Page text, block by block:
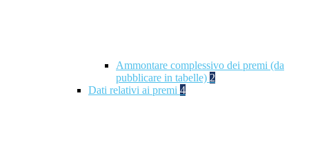
Ammontare complessivo dei premi (da
pubblicare in tabelle) 2
Dati relativi ai premi 4